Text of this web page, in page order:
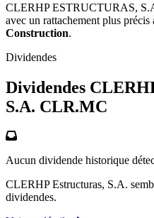
CLERHP ESTRUCTURAS,
avec un rattachement plus précis
Construction.
Dividendes
Dividendes
S.A. CLR.MC
Aucun dividende historique
CLERHP Estructuras, S.A.
dividendes.